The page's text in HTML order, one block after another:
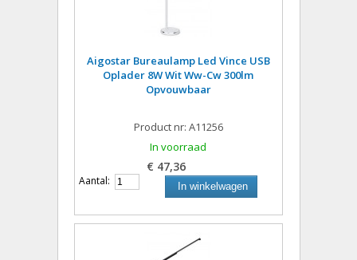
Aigostar Bureaulamp Led Vince USB
Oplader 8W Wit Ww-Cw 300lm
Opvouwbaar
Product nr: A11256
In voorraad
€ 47,36
Aantal: In winkelwagen